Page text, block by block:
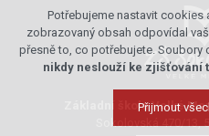
Základní škola Velké
Potřebujeme nastavit
zobrazovaný obsah odpovídal
přesně to, co potřebujete. Soubory
nikdy neslouží ke zjišťování
Přijmout